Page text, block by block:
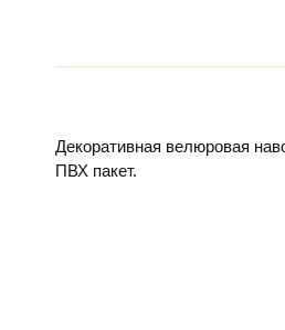
Декоративная велюровая
ПВХ пакет.